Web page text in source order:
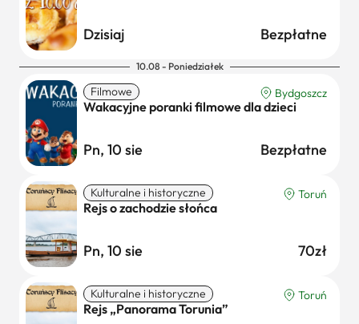
Dzisiaj Bezpłatne
10.08 - Poniedziałek
Filmowe Bydgoszcz
Wakacyjne poranki filmowe dla dzieci
Pn, 10 sie Bezpłatne
Kulturalne i historyczne Toruń
Rejs o zachodzie słońca
Pn, 10 sie 70zł
Kulturalne i historyczne Toruń
Rejs „Panorama Torunia”